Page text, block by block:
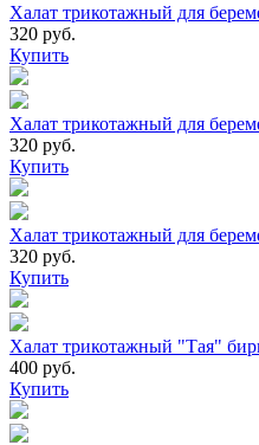
Халат трикотажный для
320 руб.
Купить
Халат трикотажный для
320 руб.
Купить
Халат трикотажный для
320 руб.
Купить
Халат трикотажный "Тая"
400 руб.
Купить